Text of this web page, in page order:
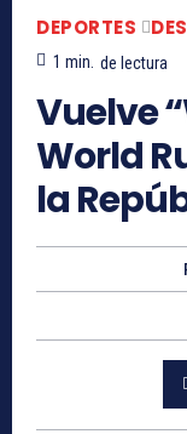
DEPORTES
1 min. de lectura
Vuelve
World
la